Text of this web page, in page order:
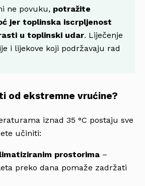
ne povuku, potražite
jer toplinska iscrpljenost
u toplinski udar. Liječenje
i lijekove koji podržavaju rad
od ekstremne vrućine?
iznad 35 °C postaju sve
učiniti:
prostorima –
preko dana pomaže zadržati